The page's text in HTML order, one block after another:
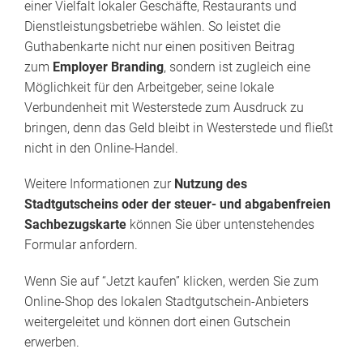
einer Vielfalt lokaler Geschäfte, Restaurants und
Dienstleistungsbetriebe wählen. So leistet die
Guthabenkarte nicht nur einen positiven Beitrag
zum Employer Branding, sondern ist zugleich eine
Möglichkeit für den Arbeitgeber, seine lokale
Verbundenheit mit Westerstede zum Ausdruck zu
bringen, denn das Geld bleibt in Westerstede und fließt
nicht in den Online-Handel.
Weitere Informationen zur Nutzung des
Stadtgutscheins oder der steuer- und abgabenfreien
Sachbezugskarte können Sie über untenstehendes
Formular anfordern.
Wenn Sie auf “Jetzt kaufen” klicken, werden Sie zum
Online-Shop des lokalen Stadtgutschein-Anbieters
weitergeleitet und können dort einen Gutschein
erwerben.